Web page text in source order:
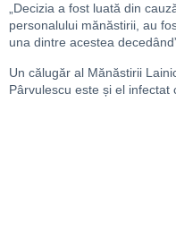
„Decizia a fost luată din
personalului mănăstirii, au
una dintre acestea
Un călugăr al Mănăstirii
Pârvulescu este și el infectat